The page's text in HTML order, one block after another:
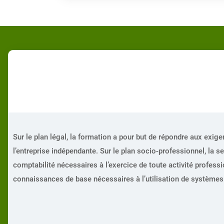
Sur le plan légal, la formation a pour but de répondre aux
l’entreprise indépendante. Sur le plan socio-professionnel, la
comptabilité nécessaires à l’exercice de toute activité
connaissances de base nécessaires à l’utilisation de